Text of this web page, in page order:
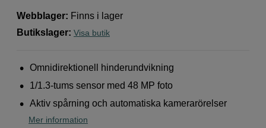
Webblager: Finns i lager
Butikslager: Visa butik
Omnidirektionell hinderundvikning
1/1.3-tums sensor med 48 MP foto
Aktiv spårning och automatiska kamerarörelser
Mer information